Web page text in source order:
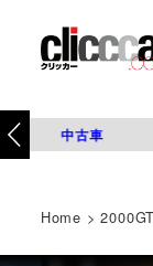
中古車
Home >2000GT